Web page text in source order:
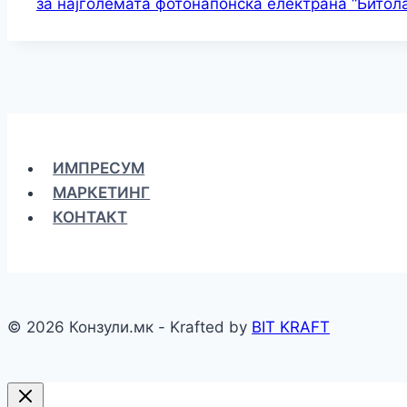
за најголемата фотонапонска електрана
ИМПРЕСУМ
МАРКЕТИНГ
КОНТАКТ
© 2026 Конзули.мк - Krafted by BIT KRAFT